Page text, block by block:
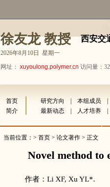
徐友龙 教授 西安交
2026年8月10日 星期一
网址： xuyoulong.polymer.cn 访问量：
首页 研究方向 本组成员
简介
最新动态 人才培养
当前位置：> 首页 > 论文著作 > 正文
Novel method to
作者：Li XF, Xu YL*.